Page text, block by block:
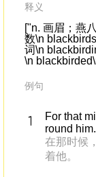
释义
["n. 画眉；燕
数\n
词\n
\n
例句
For that
round him.
在那时候
着他。